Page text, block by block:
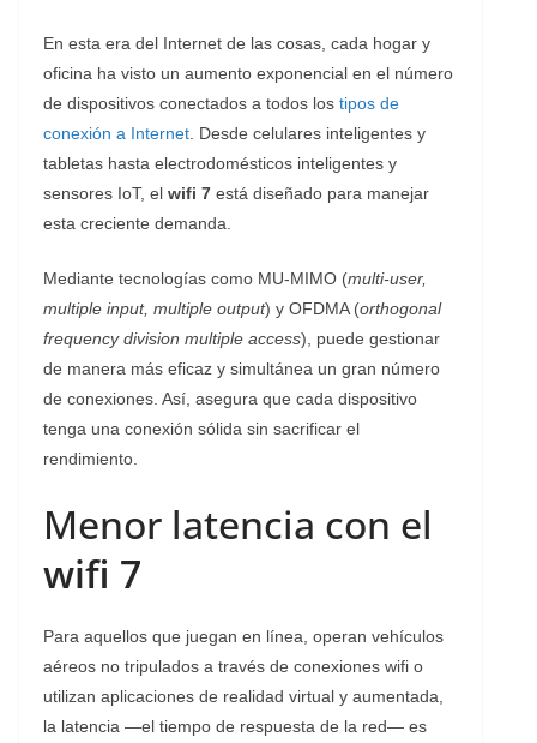
En esta era del Internet de las cosas, cada hogar y
oficina ha visto un aumento exponencial en el número
de dispositivos conectados a todos los tipos de
conexión a Internet . Desde celulares inteligentes y
tabletas hasta electrodomésticos inteligentes y
sensores IoT, el wifi 7 está diseñado para manejar
esta creciente demanda.
Mediante tecnologías como MU-MIMO (multi-user,
multiple input, multiple output) y OFDMA (orthogonal
frequency division multiple access), puede gestionar
de manera más eficaz y simultánea un gran número
de conexiones. Así, asegura que cada dispositivo
tenga una conexión sólida sin sacrificar el
rendimiento.
Menor latencia con el
wifi 7
Para aquellos que juegan en línea, operan vehículos
aéreos no tripulados a través de conexiones wifi o
utilizan aplicaciones de realidad virtual y aumentada,
la latencia —el tiempo de respuesta de la red— es